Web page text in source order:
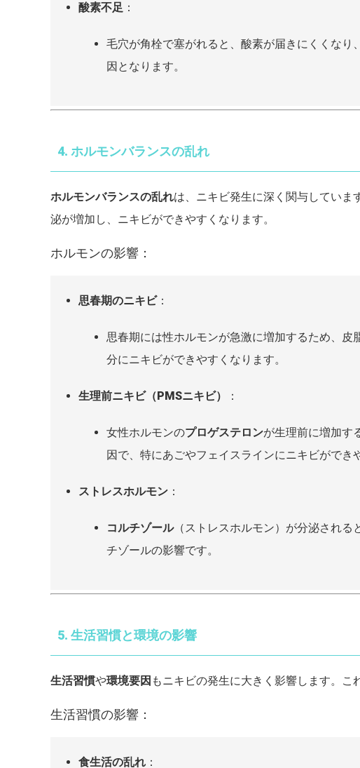
酸素不足 ：
毛穴が角栓で塞がれると、酸素が届きにくくな
因となります。
4. ホルモンバランスの乱れ
ホルモンバランスの乱れは、ニキビ発生に深く関与していま
泌が増加し、ニキビができやすくなります。
ホルモンの影響：
思春期のニキビ：
思春期には性ホルモンが急激に増加するため、
分にニキビができやすくなります。
生理前ニキビ（PMSニキビ） ：
女性ホルモンのプロゲステロンが生理前に増加す
因で、特にあごやフェイスラインにニキビができ
ストレスホルモン ：
コルチゾール（ストレスホルモン）が分泌される
チゾールの影響です。
5. 生活習慣と環境の影響
生活習慣や環境要因 もニキビの発生に大きく影響します。こ
生活習慣の影響：
食生活の乱れ ：